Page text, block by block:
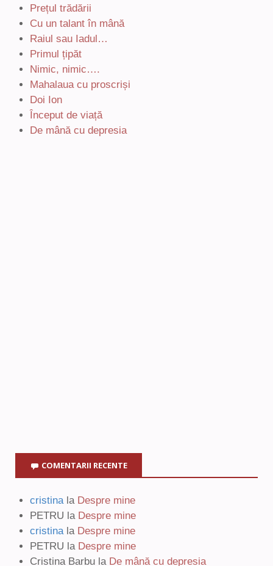
Prețul trădării
Cu un talant în mână
Raiul sau Iadul…
Primul țipăt
Nimic, nimic….
Mahalaua cu proscriși
Doi Ion
Început de viață
De mână cu depresia
COMENTARII RECENTE
cristinala Despre mine
PETRU la Despre mine
cristinala Despre mine
PETRU la Despre mine
Cristina Barbu la De mână cu depresia